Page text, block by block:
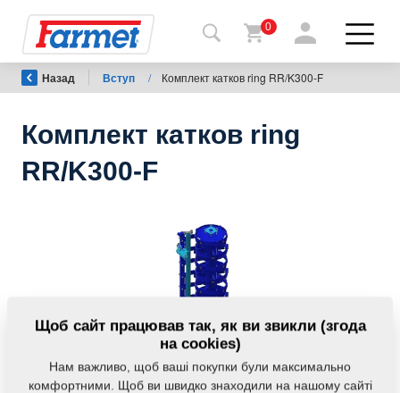
Назад
на
Farmet
0
Назад Вступ / Комплект катков ring RR/K300-F
Комплект катков ring
RR/K300-F
Щоб сайт працював так, як ви звикли (згода
на cookies)
Нам важливо, щоб ваші покупки були максимально
комфортними. Щоб ви швидко знаходили на нашому сайті